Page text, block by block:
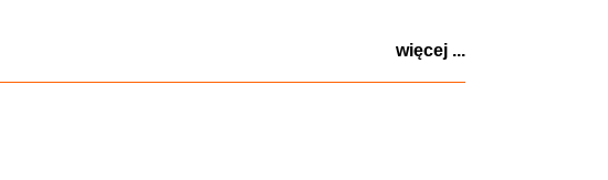
więcej ...